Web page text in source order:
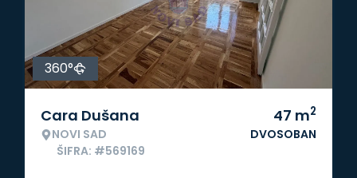
360°
Cara Dušana
NOVI SAD
ŠIFRA: #569169
47 m2
DVOSOBAN